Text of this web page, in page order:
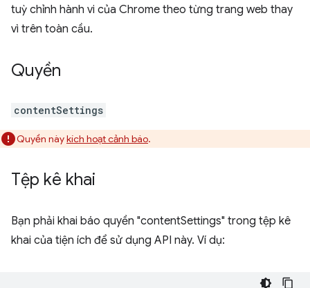
tuỳ chỉnh hành vi của Chrome theo từng trang web thay
vì trên toàn cầu.
Quyền
contentSettings
Quyền nàykích hoạt cảnh báo.
Tệp kê khai
Bạn phải khai báo quyền "contentSettings" trong tệp kê
khai của tiện ích để sử dụng API này. Ví dụ: